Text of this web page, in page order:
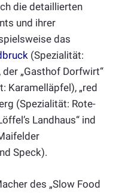
die detaillierten
und ihrer
das
(Spezialität:
„Gasthof Dorfwirt“
Karamelläpfel), „red
(Spezialität: Rote-
Landhaus“ ind
Speck).
des „Slow Food